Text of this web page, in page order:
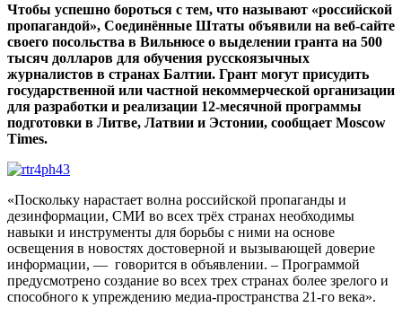
Чтобы успешно бороться с тем, что называют «российской
пропагандой», Соединённые Штаты объявили на веб-сайте
своего посольства в Вильнюсе о выделении гранта на 500
тысяч долларов для обучения русскоязычных
журналистов в странах Балтии. Грант могут присудить
государственной или частной некоммерческой организации
для разработки и реализации 12-месячной программы
подготовки в Литве, Латвии и Эстонии, сообщает Moscow
Times.
«Поскольку нарастает волна российской пропаганды и
дезинформации, СМИ во всех трёх странах необходимы
навыки и инструменты для борьбы с ними на основе
освещения в новостях достоверной и вызывающей доверие
информации, — говорится в объявлении. – Программой
предусмотрено создание во всех трех странах более зрелого и
способного к упреждению медиа-пространства 21-го века».